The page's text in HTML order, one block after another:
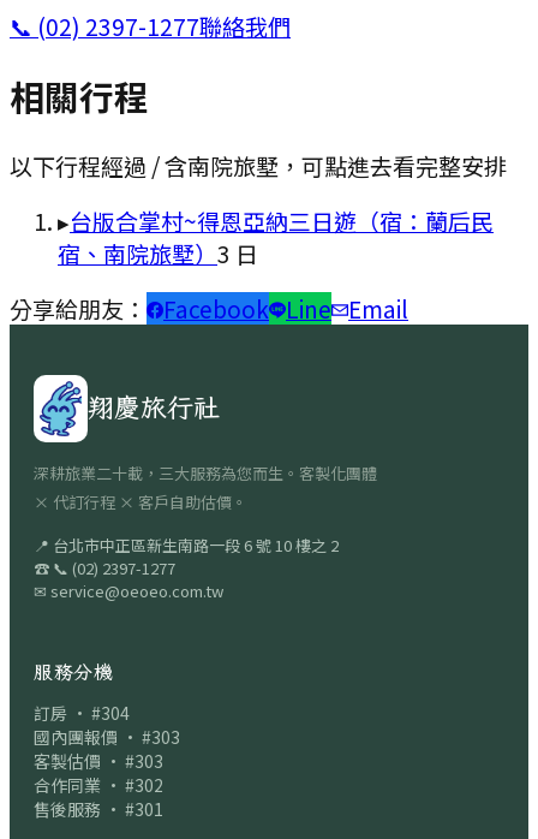
📞 (02) 2397-1277聯絡我們
相關行程
以下行程經過 / 含南院旅墅 ，可點進去看完整安排
▸台版合掌村~得恩亞納三日遊（宿：蘭后民
宿、南院旅墅） 3 日
分享給朋友：
Facebook Line Email
翔慶旅行社
深耕旅業二十載，三大服務為您而生。客製化團體
× 代訂行程 × 客戶自助估價。
📍 台北市中正區新生南路一段 6 號 10 樓之 2
☎ 📞 (02) 2397-1277
✉ service@oeoeo.com.tw
服務分機
訂房 · #304
國內團報價 · #303
客製估價 · #303
合作同業 · #302
售後服務 · #301